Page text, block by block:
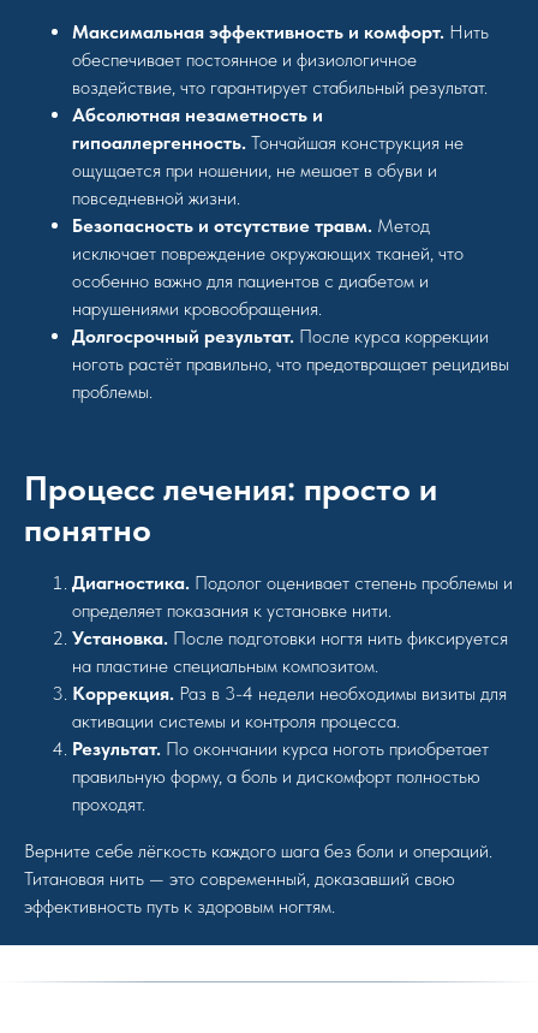
Максимальная эффективность и комфорт. Нить
обеспечивает постоянное и физиологичное
воздействие, что гарантирует стабильный результат.
Абсолютная незаметность и
гипоаллергенность. Тончайшая конструкция не
ощущается при ношении, не мешает в обуви и
повседневной жизни.
Безопасность и отсутствие травм. Метод
исключает повреждение окружающих тканей, что
особенно важно для пациентов с диабетом и
нарушениями кровообращения.
Долгосрочный результат. После курса коррекции
ноготь растёт правильно, что предотвращает рецидивы
проблемы.
Процесс лечения: просто и
понятно
Диагностика. Подолог оценивает степень проблемы и
определяет показания к установке нити.
Установка. После подготовки ногтя нить фиксируется
на пластине специальным композитом.
Коррекция. Раз в 3-4 недели необходимы визиты для
активации системы и контроля процесса.
Результат. По окончании курса ноготь приобретает
правильную форму, а боль и дискомфорт полностью
проходят.
Верните себе лёгкость каждого шага без боли и операций.
Титановая нить — это современный, доказавший свою
эффективность путь к здоровым ногтям.